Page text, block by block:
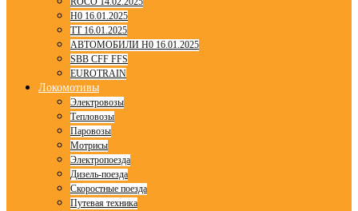
H0 16.01.2025
TT 16.01.2025
АВТОМОБИЛИ H0 16.01.2025
SBB CFF FFS
EUROTRAIN
Локомотивы
Электровозы
Тепловозы
Паровозы
Мотрисы
Электропоезда
Дизель-поезда
Скоростные поезда
Путевая техника